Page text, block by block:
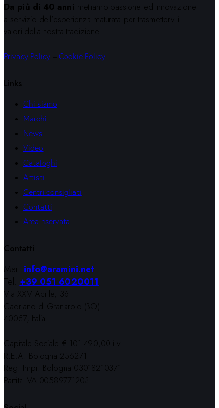
Da più di 40 anni mettiamo passione ed innovazione
a servizio dell’esperienza maturata per trasmettervi i
valori della nostra tradizione.
Privacy Policy Cookie Policy
Links
Chi siamo
Marchi
News
Video
Cataloghi
Artisti
Centri consigliati
Contatti
Area riservata
Contatti
Mail: info@aramini.net
Tel: +39 051 6020011
Via XXV Aprile, 36
Cadriano di Granarolo (BO)
40057, Italia
Capitale Sociale € 101.490,00 i.v.
R.E.A. Bologna 256271
Reg. Impr. Bologna 03018210371
Partita IVA 00589771203